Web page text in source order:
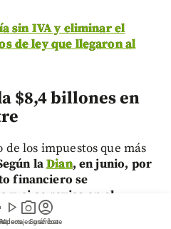
play_arrow
Videos
photo_camera
gráficos
account_circle
Suscríbete
sin IVA y eliminar el
de ley que llegaron al
$8,4 billones en
de los impuestos que más
laDian, en junio, por
financiero se
y, si se revisa en el
$8,4 billones.